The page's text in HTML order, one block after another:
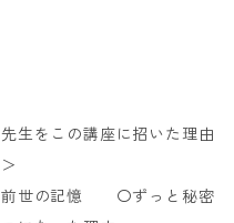
をこの講座に招いた理由
世の記憶 〇ずっと秘密